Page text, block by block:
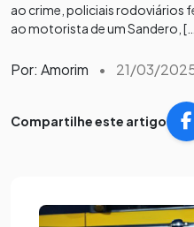
ao crime, policiais rodoviários
ao motorista de um Sandero,
Por: Amorim • 21/03/
Compartilhe este artigo